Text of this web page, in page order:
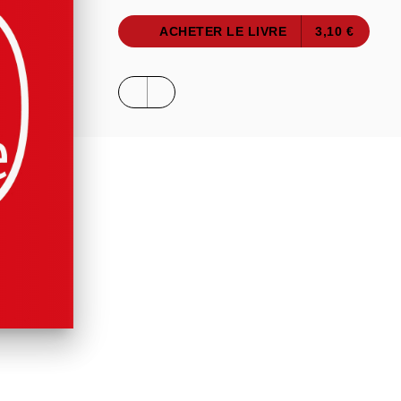
ACHETER LE LIVRE 3,10 €